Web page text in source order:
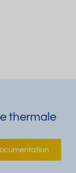
thermale